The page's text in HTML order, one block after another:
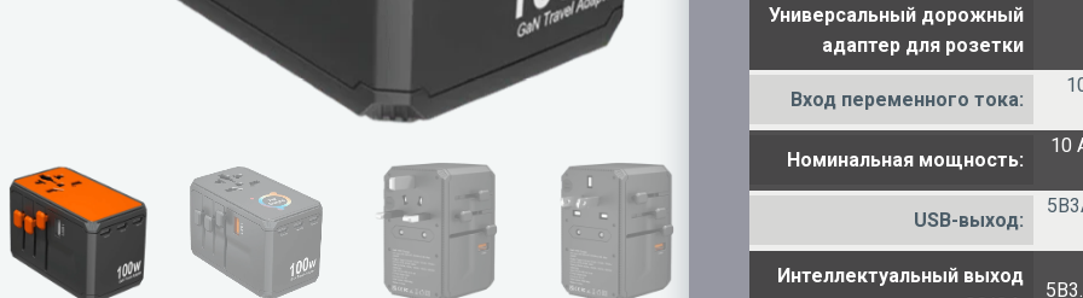
Универсальный дорожный
адаптер для розетки
Вход переменного тока:
Номинальная мощность:
10
USB-выход:
Интеллектуальный выход